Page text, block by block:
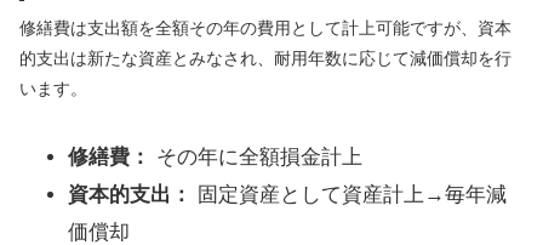
修繕費は支出額を全額その年の費用として計上可能ですが、資本
的支出は新たな資産とみなされ、耐用年数に応じて減価償却を行
います。
修繕費：
その年に全額損金計上
資本的支出：
固定資産として資産計上→毎年減
価償却